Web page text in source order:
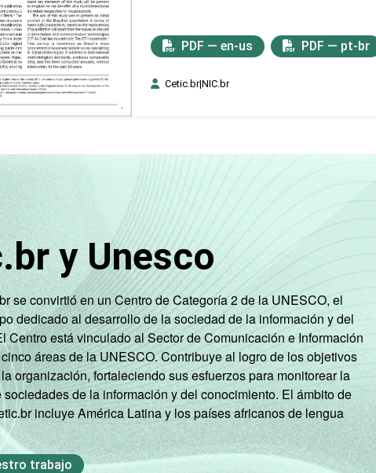
PDF — en-us PDF — pt-br
Cetic.br|NIC.br
y Unesco
se convirtió en un Centro de Categoría 2 de la UNESCO, el
dedicado al desarrollo de la sociedad de la información y del
Centro está vinculado al Sector de Comunicación e Información
áreas de la UNESCO. Contribuye al logro de los objetivos
organización, fortaleciendo sus esfuerzos para monitorear la
de la información y del conocimiento. El ámbito de
incluye América Latina y los países africanos de lengua
trabajo